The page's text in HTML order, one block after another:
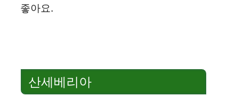
좋아요.
산세베리아